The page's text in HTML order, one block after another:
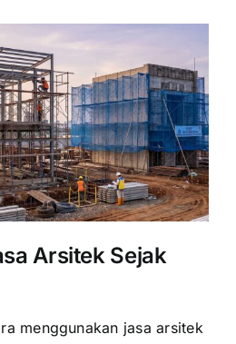
Arsitek Sejak
menggunakan jasa arsitek